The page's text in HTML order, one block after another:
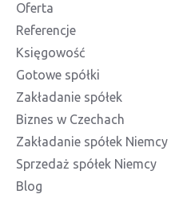
Oferta
Referencje
Księgowość
Gotowe spółki
Zakładanie spółek
Biznes w Czechach
Zakładanie spółek Niemcy
Sprzedaż spółek Niemcy
Blog